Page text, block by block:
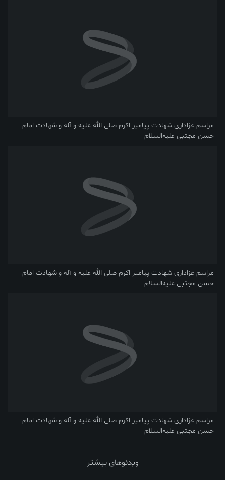
مراسم عزاداری شهادت پیامبر اکرم صلی ‌الله‌ علیه ‌و آله و شهادت امام
حسن مجتبی علیه‌السلام
مراسم عزاداری شهادت پیامبر اکرم صلی ‌الله‌ علیه ‌و آله و شهادت امام
حسن مجتبی علیه‌السلام
مراسم عزاداری شهادت پیامبر اکرم صلی ‌الله‌ علیه ‌و آله و شهادت امام
حسن مجتبی علیه‌السلام
ویدئوهای بیشتر